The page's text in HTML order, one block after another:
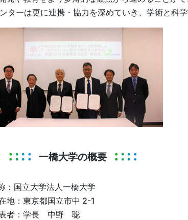
ターは更に連携・協力を深めていき、学術と科
一橋大学の概要
：国立大学法人一橋大学
地：東京都国立市中 2-1
表者：学長 中野 聡